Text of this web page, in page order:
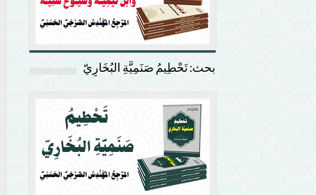
بحث: تَحْطِيمُ صَنَمِيَّةِ البُخَارِيّ